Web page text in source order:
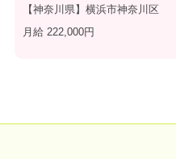
【神奈川県】横浜市神奈川区
月給 222,000円